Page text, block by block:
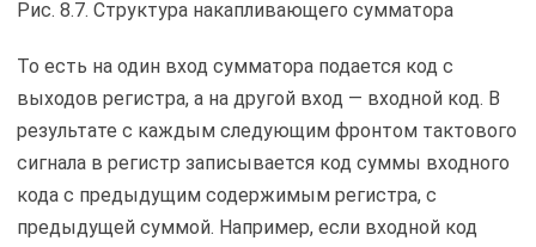
Рис. 8.7. Структура накапливающего сумматора
То есть на один вход сумматора подается код с
выходов регистра, а на другой вход — входной код. В
результате с каждым следующим фронтом тактового
сигнала в регистр записывается код суммы входного
кода с предыдущим содержимым регистра, с
предыдущей суммой. Например, если входной код